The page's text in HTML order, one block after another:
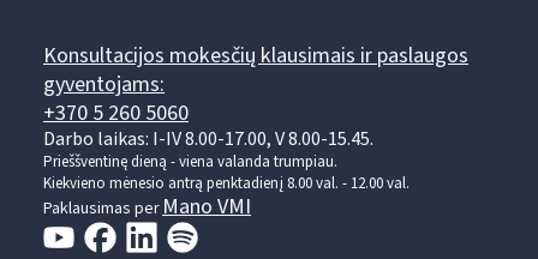
Konsultacijos mokesčių klausimais ir paslaugos
gyventojams:
+370 5 260 5060
Darbo laikas: I-IV 8.00-17.00, V 8.00-15.45.
Prieššventinę dieną - viena valanda trumpiau.
Kiekvieno mėnesio antrą penktadienį 8.00 val. - 12.00 val.
Paklausimas per Mano VMI